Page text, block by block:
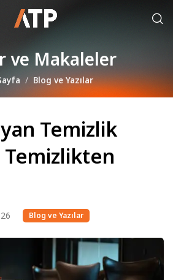
ve Makaleler
Blog ve Yazılar
Temizlik
Temizlikten
Blog ve Yazılar